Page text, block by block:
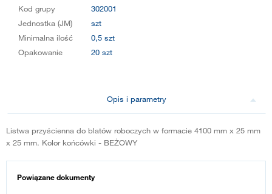
Kod grupy
302001
Jednostka (JM)
szt
Minimalna ilość
0,5 szt
Opakowanie
20 szt
Opis i parametry
Listwa przyścienna do blatów roboczych w formacie 4100 mm x 25 mm
x 25 mm. Kolor końcówki - BEŻOWY
Powiązane dokumenty